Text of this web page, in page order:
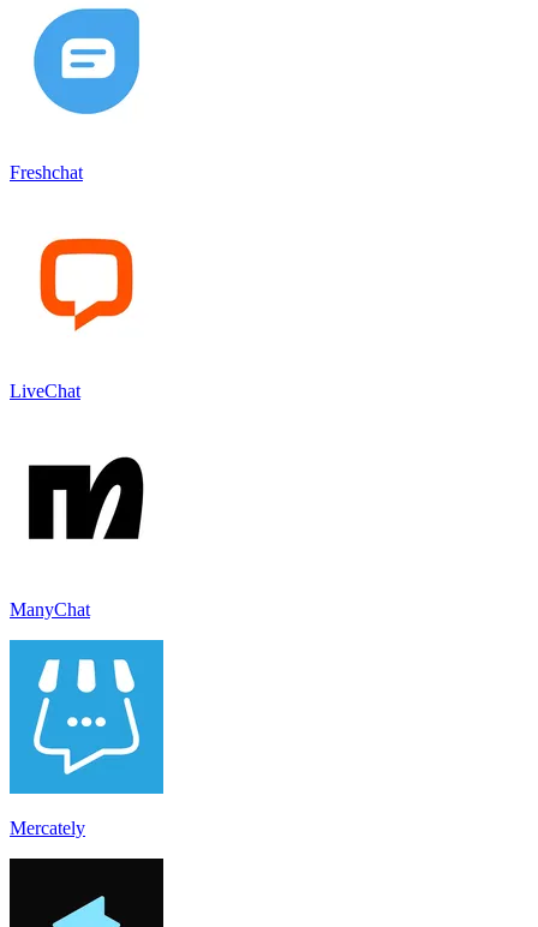
Freshchat
LiveChat
ManyChat
Mercately